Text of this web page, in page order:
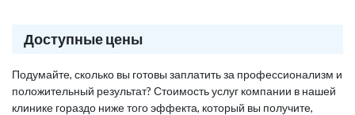
Доступные цены
Подумайте, сколько вы готовы заплатить за профессионализм и
положительный результат? Стоимость услуг компании в нашей
клинике гораздо ниже того эффекта, который вы получите,